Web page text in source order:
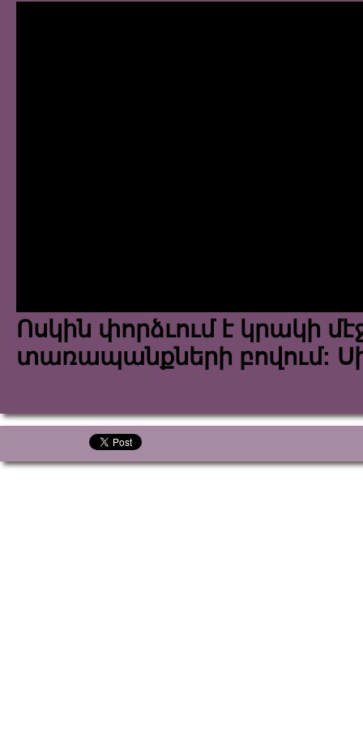
Ոսկին փորձւում է կրակի
տառապանքների բովում: